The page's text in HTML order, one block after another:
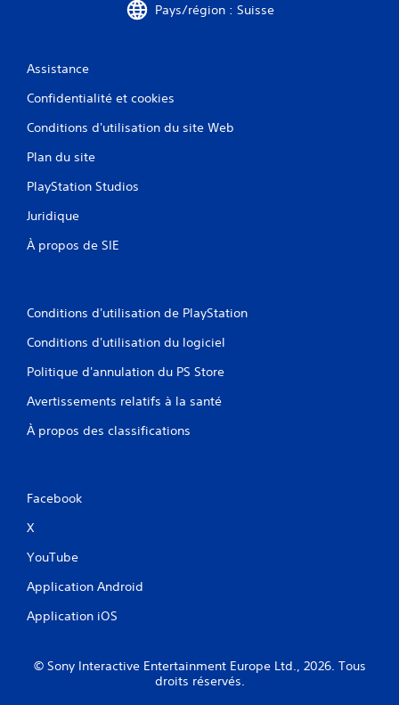
Pays/région : Suisse
Assistance
Confidentialité et cookies
Conditions d'utilisation du site Web
Plan du site
PlayStation Studios
Juridique
À propos de SIE
Conditions d'utilisation de PlayStation
Conditions d'utilisation du logiciel
Politique d'annulation du PS Store
Avertissements relatifs à la santé
À propos des classifications
Facebook
X
YouTube
Application Android
Application iOS
© Sony Interactive Entertainment Europe Ltd., 2026. Tous
droits réservés.